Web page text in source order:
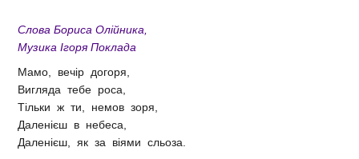
Слова Бориса Олійника,
Музика Ігоря Поклада
Мамо, вечір догоря,
Вигляда тебе роса,
Тільки ж ти, немов зоря,
Даленієш в небеса,
Даленієш, як за віями сльоза.